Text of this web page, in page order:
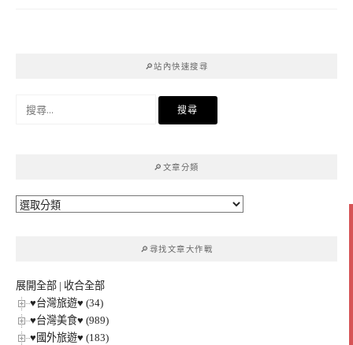
🔎站內快速搜尋
🔎文章分類
🔎
🔎尋找文章大作戰
展開全部 | 收合全部
♥台灣旅遊♥ (34)
♥台灣美食♥ (989)
♥國外旅遊♥ (183)